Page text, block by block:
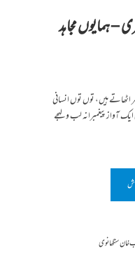
– ہمایوں مجاہد
ہیں، توں توں انسانی
آواز پیغمبرانہ لب و لہجے
خان سنگھانوی